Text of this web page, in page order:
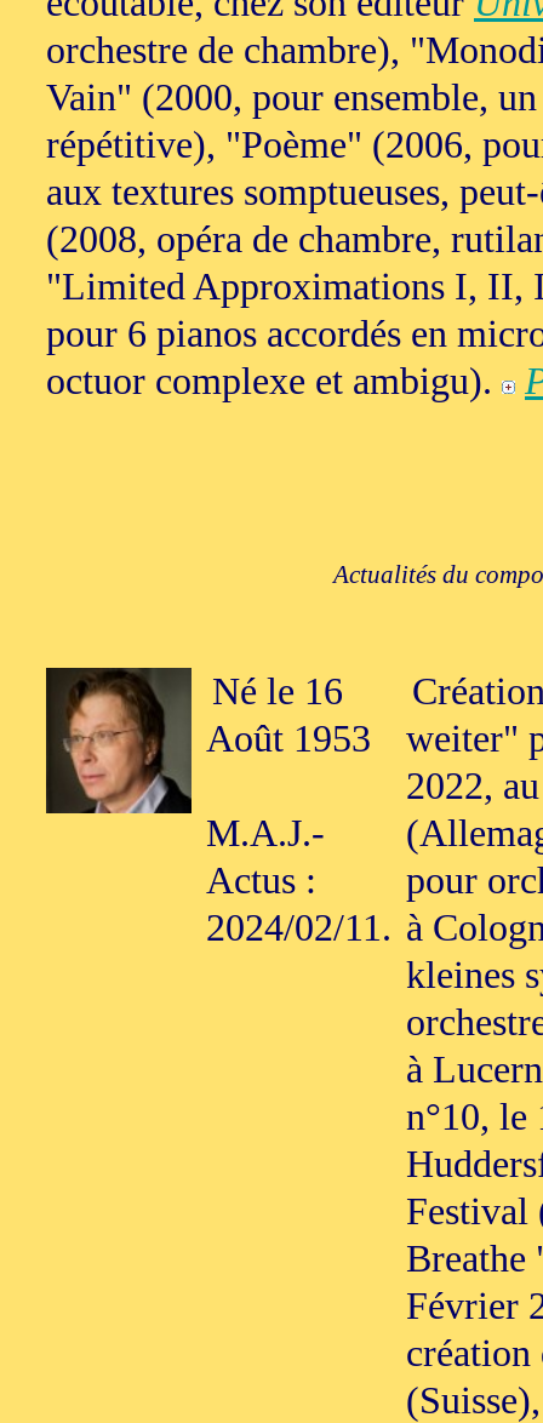
orchestre de chambre),
Vain" (2000, pour ensemble,
répétitive), "Poème" (2006,
aux textures somptueuses,
(2008, opéra de chambre,
"Limited Approximations I,
pour 6 pianos accordés en
octuor complexe et ambigu).
Actualités du
Né le 16
Août 1953
M.A.J.-
Actus :
2024/02/11.
weiter"
2022,
pour
à
kleines
à
n°10, le
Festival
Breathe
Février
création